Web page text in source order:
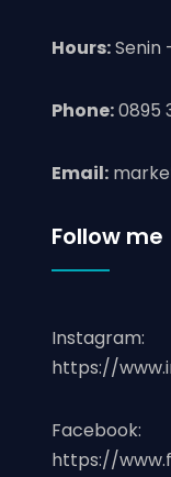
Hours:Senin
Phone:0895
Email:
Follow me
Instagram:
https://
Facebook:
https://